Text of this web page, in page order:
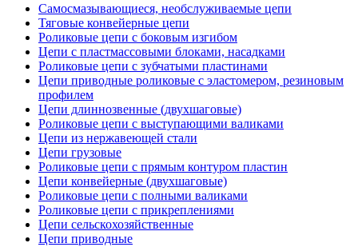
Самосмазывающиеся, необслуживаемые цепи
Тяговые конвейерные цепи
Роликовые цепи с боковым изгибом
Цепи с пластмассовыми блоками, насадками
Роликовые цепи с зубчатыми пластинами
Цепи приводные роликовые с эластомером, резиновым
профилем
Цепи длиннозвенные (двухшаговые)
Роликовые цепи с выступающими валиками
Цепи из нержавеющей стали
Цепи грузовые
Роликовые цепи с прямым контуром пластин
Цепи конвейерные (двухшаговые)
Роликовые цепи с полными валиками
Роликовые цепи с прикреплениями
Цепи сельскохозяйственные
Цепи приводные